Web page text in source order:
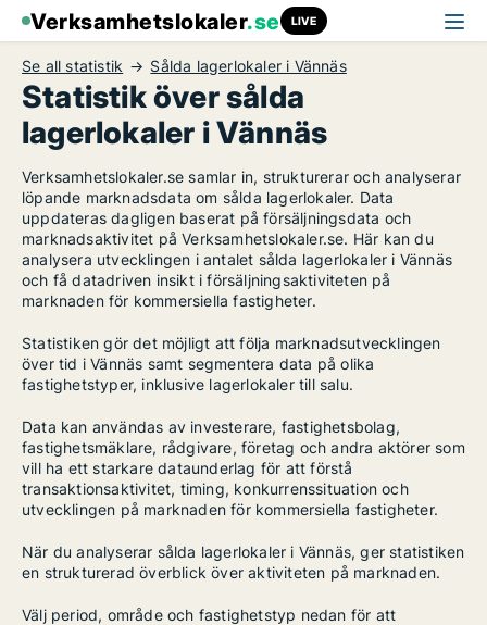
Verksamhetslokaler.se LIVE
Se all statistik Sålda lagerlokaler i Vännäs
Statistik över sålda
lagerlokaler i Vännäs
Verksamhetslokaler.se samlar in, strukturerar och analyserar
löpande marknadsdata om sålda lagerlokaler. Data
uppdateras dagligen baserat på försäljningsdata och
marknadsaktivitet på Verksamhetslokaler.se. Här kan du
analysera utvecklingen i antalet sålda lagerlokaler i Vännäs
och få datadriven insikt i försäljningsaktiviteten på
marknaden för kommersiella fastigheter.
Statistiken gör det möjligt att följa marknadsutvecklingen
över tid i Vännäs samt segmentera data på olika
fastighetstyper, inklusive lagerlokaler till salu.
Data kan användas av investerare, fastighetsbolag,
fastighetsmäklare, rådgivare, företag och andra aktörer som
vill ha ett starkare dataunderlag för att förstå
transaktionsaktivitet, timing, konkurrenssituation och
utvecklingen på marknaden för kommersiella fastigheter.
När du analyserar sålda lagerlokaler i Vännäs, ger statistiken
en strukturerad överblick över aktiviteten på marknaden.
Välj period, område och fastighetstyp nedan för att